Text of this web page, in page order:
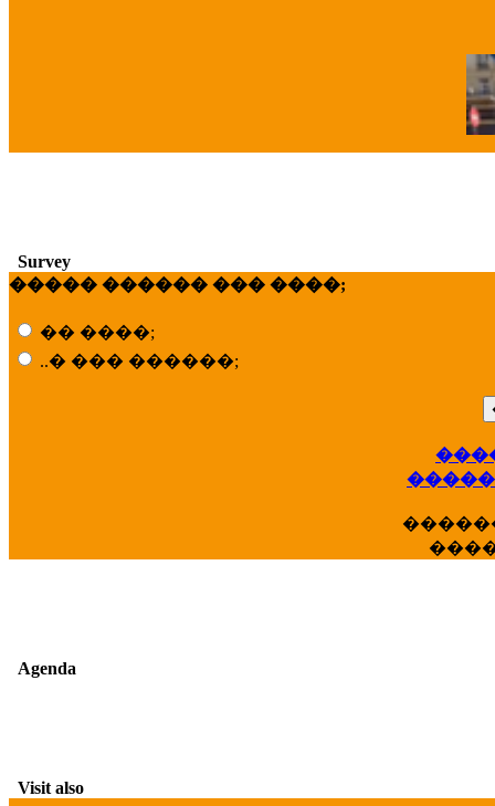
Survey
����� ������ ��� ����;
�� ����;
..� ��� ������;
Agenda
Visit also